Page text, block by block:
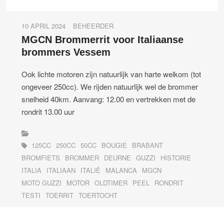
10 APRIL 2024 BEHEERDER
MGCN Brommerrit voor Italiaanse
brommers Vessem
Ook lichte motoren zijn natuurlijk van harte welkom (tot
ongeveer 250cc). We rijden natuurlijk wel de brommer
snelheid 40km. Aanvang: 12.00 en vertrekken met de
rondrit 13.00 uur
125CC 250CC 50CC BOUGIE
BRABANT
BROMFIETS
BROMMER DEURNE GUZZI
HISTORIE
ITALIA
ITALIAAN ITALIË MALANCA
MGCN
MOTO GUZZI
MOTOR OLDTIMER PEEL
RONDRIT
TESTI
TOERRIT TOERTOCHT